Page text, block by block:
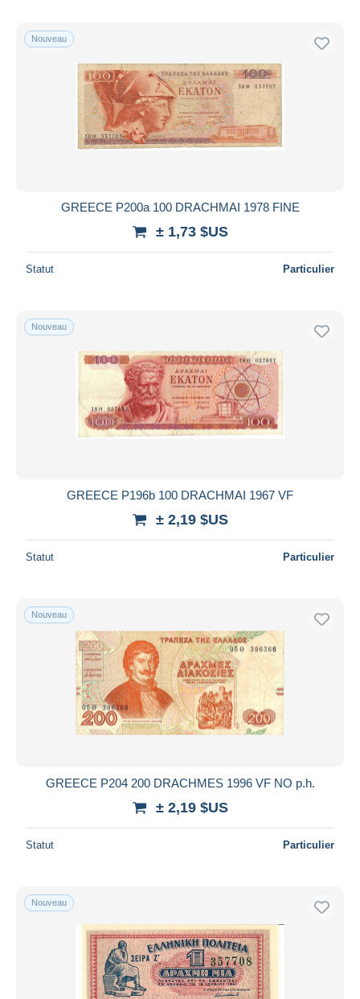
Nouveau
GREECE P200a 100 DRACHMAI 1978 FINE
± 1,73 $US
Statut Particulier
Nouveau
GREECE P196b 100 DRACHMAI 1967 VF
± 2,19 $US
Statut Particulier
Nouveau
GREECE P204 200 DRACHMES 1996 VF NO p.h.
± 2,19 $US
Statut Particulier
Nouveau